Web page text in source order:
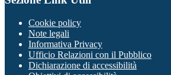
Cookie policy
Note legali
Informativa Privacy
Ufficio Relazioni con il Pubblico
Dichiarazione di accessibilità